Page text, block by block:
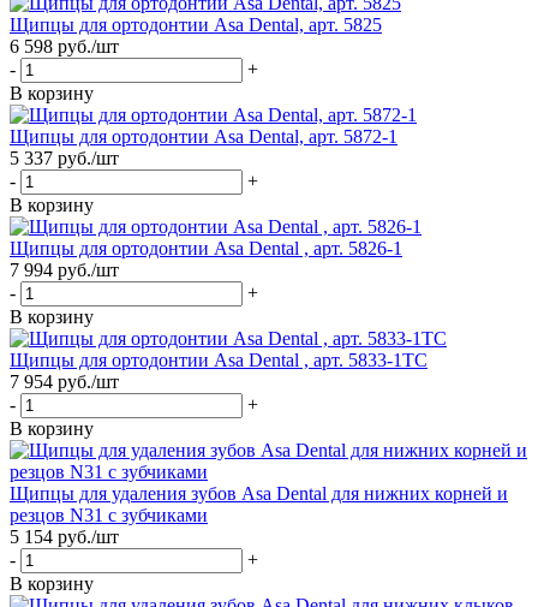
Щипцы для ортодонтии Asa Dental, арт. 5825
6 598 руб./шт
-
+
В корзину
Щипцы для ортодонтии Asa Dental, арт. 5872-1
5 337 руб./шт
-
+
В корзину
Щипцы для ортодонтии Asa Dental , арт. 5826-1
7 994 руб./шт
-
+
В корзину
Щипцы для ортодонтии Asa Dental , арт. 5833-1TC
7 954 руб./шт
-
+
В корзину
Щипцы для удаления зубов Asa Dental для нижних корней и
резцов N31 с зубчиками
5 154 руб./шт
-
+
В корзину